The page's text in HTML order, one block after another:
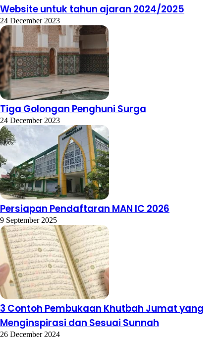
Website untuk tahun ajaran 2024/2025
24 December 2023
Tiga Golongan Penghuni Surga
24 December 2023
Persiapan Pendaftaran MAN IC 2026
9 September 2025
3 Contoh Pembukaan Khutbah Jumat yang
Menginspirasi dan Sesuai Sunnah
26 December 2024